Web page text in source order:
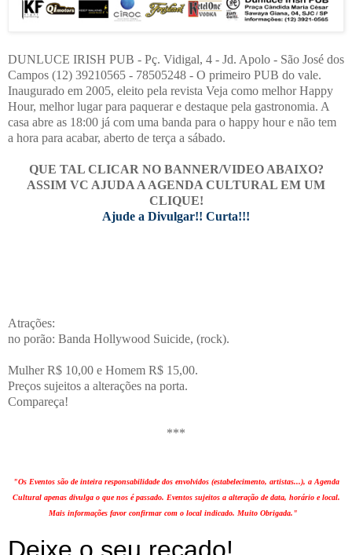
DUNLUCE IRISH PUB - Pç. Vidigal, 4 - Jd. Apolo - São José dos
Campos (12) 39210565 - 78505248 - O primeiro PUB do vale.
Inaugurado em 2005, eleito pela revista Veja como melhor Happy
Hour, melhor lugar para paquerar e destaque pela gastronomia. A
casa abre as 18:00 já com uma banda para o happy hour e não tem
a hora para acabar, aberto de terça a sábado.
QUE TAL CLICAR NO BANNER/VIDEO ABAIXO?
ASSIM VC AJUDA A AGENDA CULTURAL EM UM
CLIQUE!
Ajude a Divulgar!! Curta!!!
Atrações:
no porão: Banda Hollywood Suicide, (rock).
Mulher R$ 10,00 e Homem R$ 15,00.
Preços sujeitos a alterações na porta.
Compareça!
***
"Os Eventos são de inteira responsabilidade dos envolvidos (estabelecimento, artistas...), a Agenda
Cultural apenas divulga o que nos é passado. Eventos sujeitos a alteração de data, horário e local.
Mais informações favor confirmar com o local indicado. Muito Obrigada."